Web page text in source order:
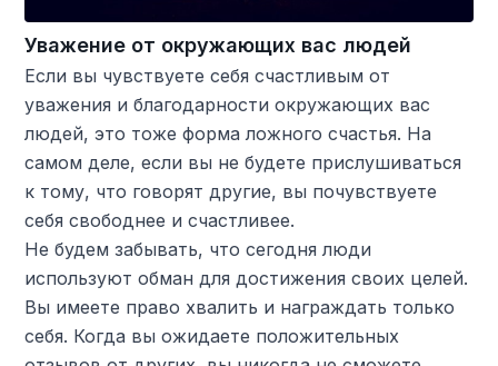
Уважение от окружающих вас людей
Если вы чувствуете себя счастливым от
уважения и благодарности окружающих вас
людей, это тоже форма ложного счастья. На
самом деле, если вы не будете прислушиваться
к тому, что говорят другие, вы почувствуете
себя свободнее и счастливее.
Не будем забывать, что сегодня люди
используют обман для достижения своих целей.
Вы имеете право хвалить и награждать только
себя. Когда вы ожидаете положительных